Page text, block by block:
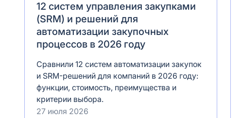
12 систем управления закупками
(SRM) и решений для
автоматизации закупочных
процессов в 2026 году
Сравнили 12 систем автоматизации закупок
и SRM-решений для компаний в 2026 году:
функции, стоимость, преимущества и
критерии выбора.
27 июля 2026